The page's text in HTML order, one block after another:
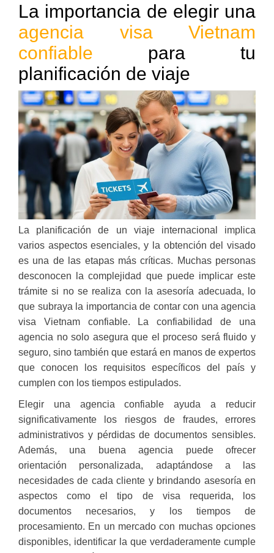
La importancia de elegir una
agencia visa Vietnam
confiable para tu
planificación de viaje
La planificación de un viaje internacional implica
varios aspectos esenciales, y la obtención del visado
es una de las etapas más críticas. Muchas personas
desconocen la complejidad que puede implicar este
trámite si no se realiza con la asesoría adecuada, lo
que subraya la importancia de contar con una agencia
visa Vietnam confiable. La confiabilidad de una
agencia no solo asegura que el proceso será fluido y
seguro, sino también que estará en manos de expertos
que conocen los requisitos específicos del país y
cumplen con los tiempos estipulados.
Elegir una agencia confiable ayuda a reducir
significativamente los riesgos de fraudes, errores
administrativos y pérdidas de documentos sensibles.
Además, una buena agencia puede ofrecer
orientación personalizada, adaptándose a las
necesidades de cada cliente y brindando asesoría en
aspectos como el tipo de visa requerida, los
documentos necesarios, y los tiempos de
procesamiento. En un mercado con muchas opciones
disponibles, identificar la que verdaderamente cumple